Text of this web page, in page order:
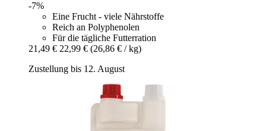
-7%
Eine Frucht - viele Nährstoffe
Reich an Polyphenolen
Für die tägliche Futterration
21,49 € 22,99 € (26,86 € / kg)
Zustellung bis 12. August